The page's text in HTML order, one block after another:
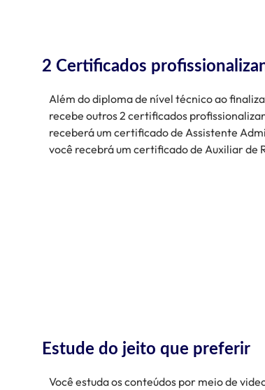
2 Certificados
Além do diploma de nível técnico ao
recebe outros 2 certificados
receberá um certificado de Assistente
você recebrá um certificado de Auxiliar de
Estude do jeito que preferir
Você estuda os conteúdos por meio de